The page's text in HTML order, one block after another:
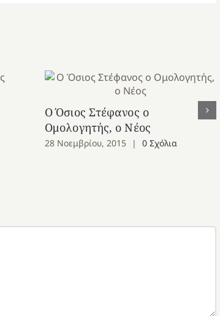
Ο Όσιος Στέφανος ο
Ομολογητής, ο Νέος
28 Νοεμβρίου, 2015 | 0 Σχόλια